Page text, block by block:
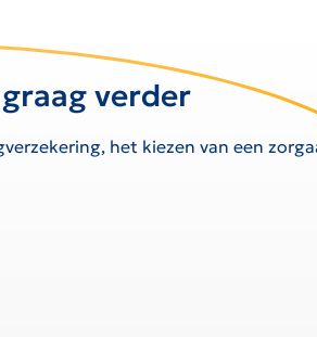
verder
het kiezen van een